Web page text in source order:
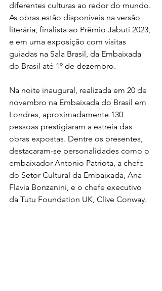
diferentes culturas ao redor do mundo.
As obras estão disponíveis na versão
literária, finalista ao Prêmio Jabuti 2023,
e em uma exposição com visitas
guiadas na Sala Brasil, da Embaixada
do Brasil até 1º de dezembro.
Na noite inaugural, realizada em 20 de
novembro na Embaixada do Brasil em
Londres, aproximadamente 130
pessoas prestigiaram a estreia das
obras expostas. Dentre os presentes,
destacaram-se personalidades como o
embaixador Antonio Patriota, a chefe
do Setor Cultural da Embaixada, Ana
Flavia Bonzanini, e o chefe executivo
da Tutu Foundation UK, Clive Conway.